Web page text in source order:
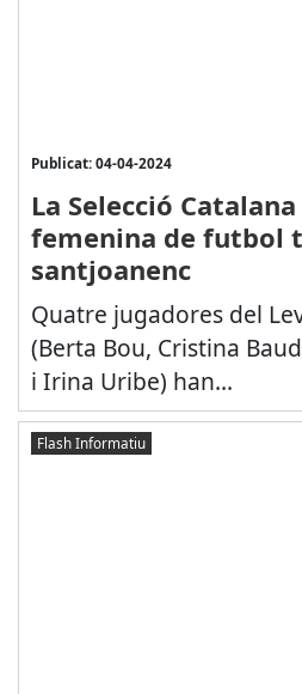
Publicat: 04-04-2024
La Selecció
femenina de futbol
santjoanenc
Quatre jugadores del
(Berta Bou, Cristina
i Irina Uribe) han...
Flash Informatiu